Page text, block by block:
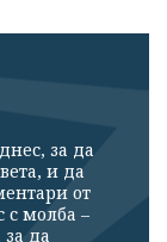
за да
и да
от
с молба –
да